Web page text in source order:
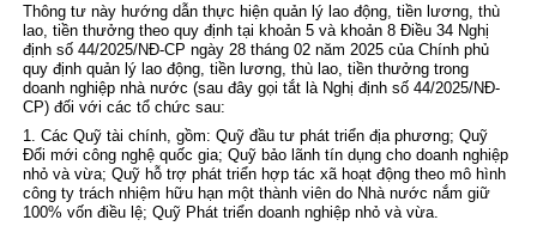
Thông tư này hướng dẫn thực hiện quản lý lao động, tiền lương, thù
lao, tiền thưởng theo quy định tại khoản 5 và khoản 8 Điều 34 Nghị
định số 44/2025/NĐ-CP ngày 28 tháng 02 năm 2025 của Chính phủ
quy định quản lý lao động, tiền lương, thù lao, tiền thưởng trong
doanh nghiệp nhà nước (sau đây gọi tắt là Nghị định số 44/2025/NĐ-
CP) đối với các tổ chức sau:
1. Các Quỹ tài chính, gồm: Quỹ đầu tư phát triển địa phương; Quỹ
Đổi mới công nghệ quốc gia; Quỹ bảo lãnh tín dụng cho doanh nghiệp
nhỏ và vừa; Quỹ hỗ trợ phát triển hợp tác xã hoạt động theo mô hình
công ty trách nhiệm hữu hạn một thành viên do Nhà nước nắm giữ
100% vốn điều lệ; Quỹ Phát triển doanh nghiệp nhỏ và vừa.